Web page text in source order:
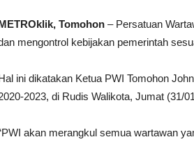
Tomohon – Persatuan
mengontrol kebijakan pemerintah
ini dikatakan Ketua PWI Tomohon
2023, di Rudis Walikota, Jumat (31/
akan merangkul semua wartawan